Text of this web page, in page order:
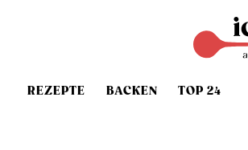
REZEPTE BACKEN TOP 24